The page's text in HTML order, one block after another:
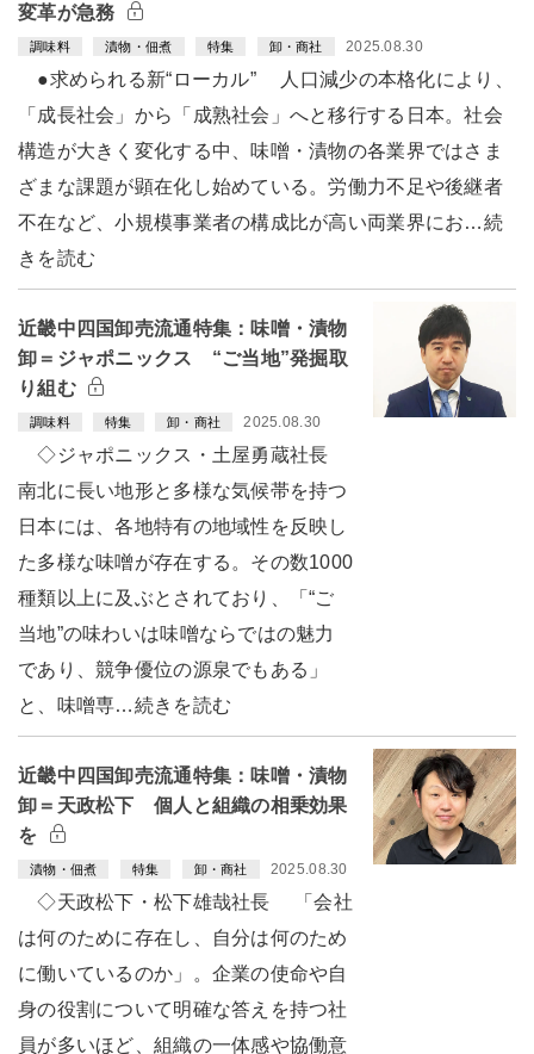
変革が急務
調味料 漬物・佃煮 特集 卸・商社 2025.08.30
●求められる新“ローカル” 人口減少の本格化により、
「成長社会」から「成熟社会」へと移行する日本。社会
構造が大きく変化する中、味噌・漬物の各業界ではさま
ざまな課題が顕在化し始めている。労働力不足や後継者
不在など、小規模事業者の構成比が高い両業界にお…続
きを読む
近畿中四国卸売流通特集：味噌・漬物
卸＝ジャポニックス “ご当地”発掘取
り組む
調味料 特集 卸・商社 2025.08.30
◇ジャポニックス・土屋勇蔵社長
南北に長い地形と多様な気候帯を持つ
日本には、各地特有の地域性を反映し
た多様な味噌が存在する。その数1000
種類以上に及ぶとされており、「“ご
当地”の味わいは味噌ならではの魅力
であり、競争優位の源泉でもある」
と、味噌専…続きを読む
近畿中四国卸売流通特集：味噌・漬物
卸＝天政松下 個人と組織の相乗効果
を
漬物・佃煮 特集 卸・商社 2025.08.30
◇天政松下・松下雄哉社長 「会社
は何のために存在し、自分は何のため
に働いているのか」。企業の使命や自
身の役割について明確な答えを持つ社
員が多いほど、組織の一体感や協働意